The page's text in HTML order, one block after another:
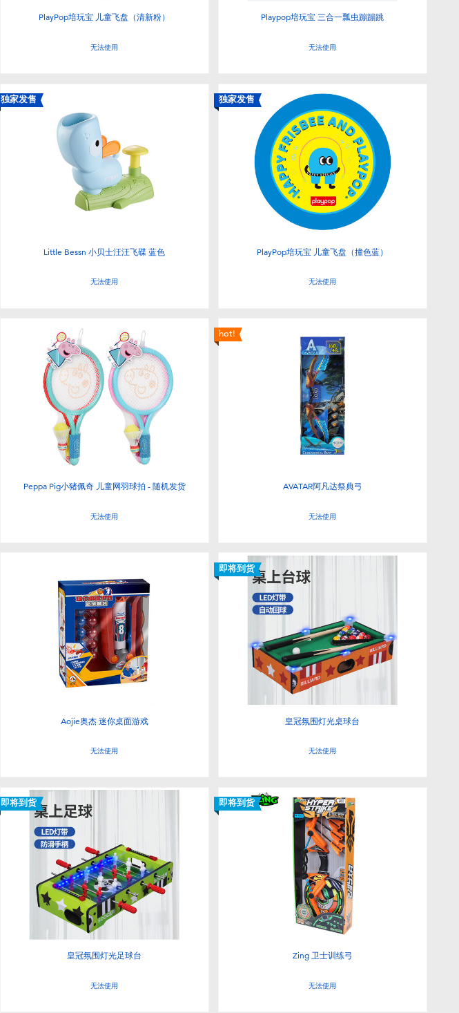
PlayPop培玩宝 儿童飞盘（清新粉）
无法使用
Playpop培玩宝 三合一瓢虫蹦蹦跳
无法使用
独家发售
Little Bessn 小贝士汪汪飞碟 蓝色
无法使用
独家发售
PlayPop培玩宝 儿童飞盘（撞色蓝）
无法使用
Peppa Pig小猪佩奇 儿童网羽球拍 - 随机发货
无法使用
hot!
AVATAR阿凡达祭典弓
无法使用
Aojie奥杰 迷你桌面游戏
无法使用
即将到货
皇冠氛围灯光桌球台
无法使用
即将到货
皇冠氛围灯光足球台
无法使用
即将到货
Zing 卫士训练弓
无法使用